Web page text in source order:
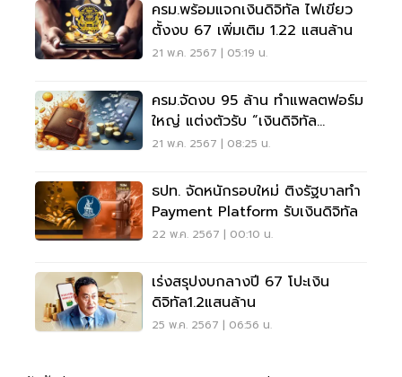
ครม.พร้อมแจกเงินดิจิทัล ไฟเขียว
ตั้งงบ 67 เพิ่มเติม 1.22 แสนล้าน
21 พ.ค. 2567 | 05:19 น.
ครม.จัดงบ 95 ล้าน ทำแพลตฟอร์ม
ใหญ่ แต่งตัวรับ “เงินดิจิทัล
วอลเล็ต”
21 พ.ค. 2567 | 08:25 น.
ธปท. จัดหนักรอบใหม่ ติงรัฐบาลทำ
Payment Platform รับเงินดิจิทัล
22 พ.ค. 2567 | 00:10 น.
เร่งสรุปงบกลางปี 67 โปะเงิน
ดิจิทัล1.2แสนล้าน
25 พ.ค. 2567 | 06:56 น.